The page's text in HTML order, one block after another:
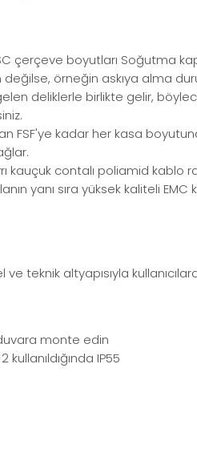
çerçeve boyutları Soğutma
örneğin askıya alma
deliklerle birlikte gelir,
FSF'ye kadar her kasa
kauçuk contalı poliamid kablo
yanı sıra yüksek kaliteli
ve teknik altyapısıyla
monte edin
IP55